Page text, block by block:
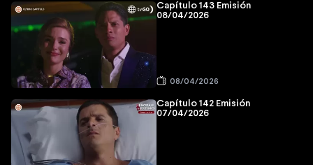
Capítulo 143 Emisión
08/04/2026
08/04/2026
Capítulo 142 Emisión
07/04/2026